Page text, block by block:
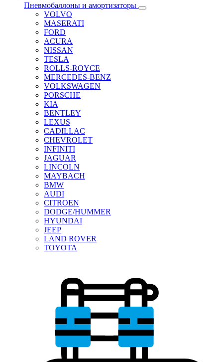
Пневмобаллоны и амортизаторы
VOLVO
MASERATI
FORD
ACURA
NISSAN
TESLA
ROLLS-ROYCE
MERCEDES-BENZ
VOLKSWAGEN
PORSCHE
KIA
BENTLEY
LEXUS
CADILLAC
CHEVROLET
INFINITI
JAGUAR
LINCOLN
MAYBACH
BMW
AUDI
CITROEN
DODGE/HUMMER
HYUNDAI
JEEP
LAND ROVER
TOYOTA